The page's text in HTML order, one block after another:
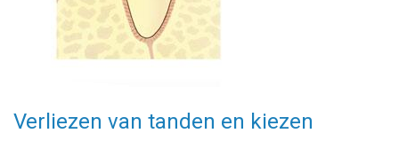
Verliezen van tanden en kiezen